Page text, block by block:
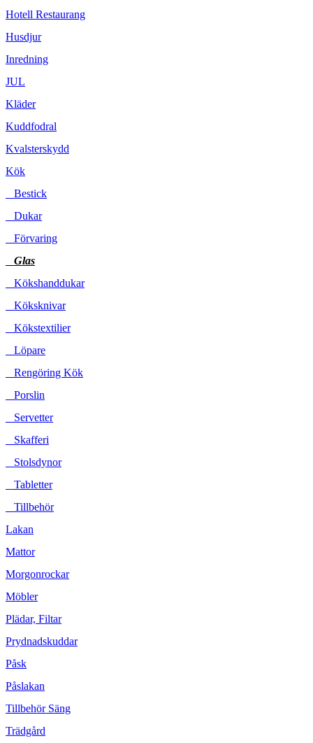
Hotell Restaurang
Husdjur
Inredning
JUL
Kläder
Kuddfodral
Kvalsterskydd
Kök
Bestick
Dukar
Förvaring
Glas
Kökshanddukar
Köksknivar
Kökstextilier
Löpare
Rengöring Kök
Porslin
Servetter
Skafferi
Stolsdynor
Tabletter
Tillbehör
Lakan
Mattor
Morgonrockar
Möbler
Plädar, Filtar
Prydnadskuddar
Påsk
Påslakan
Tillbehör Säng
Trädgård